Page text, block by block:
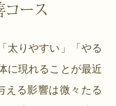
ース
太りやすい」「やる
に現れることが最近
える影響は微々たる